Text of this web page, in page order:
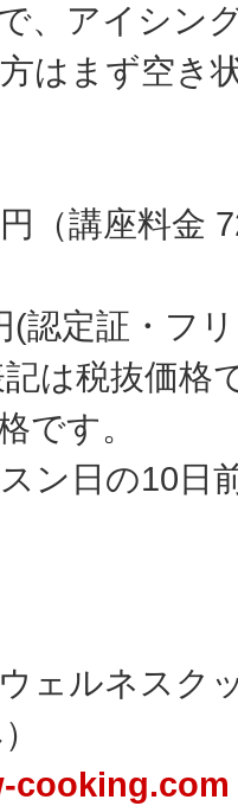
、アイシン
はまず空き
（講座料金
認定証・フ
は税抜価格
です。
ン日の10日
ェルネスク
cooking.com